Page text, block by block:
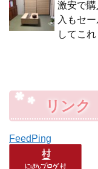
激安で
入もセ
してこ
リンク
FeedPing